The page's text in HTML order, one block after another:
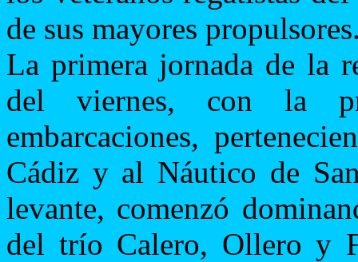
de sus mayores
La primera jornada de la
del viernes, con la
embarcaciones,
Cádiz y al Náutico de
levante, comenzó
del trío Calero, Ollero y